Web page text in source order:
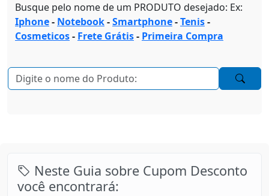
Busque pelo nome de um PRODUTO desejado: Ex:
Iphone- Notebook-Smartphone-Tenis-
Cosmeticos- Frete Grátis- Primeira Compra
Neste Guia sobre Cupom Desconto
você encontrará: